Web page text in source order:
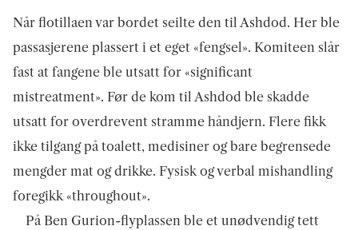
Når flotillaen var bordet seilte den til Ashdod. Her ble
passasjerene plassert i et eget «fengsel». Komiteen slår
fast at fangene ble utsatt for «significant
mistreatment». Før de kom til Ashdod ble skadde
utsatt for overdrevent stramme håndjern. Flere fikk
ikke tilgang på toalett, medisiner og bare begrensede
mengder mat og drikke. Fysisk og verbal mishandling
foregikk «throughout».
På Ben Gurion-flyplassen ble et unødvendig tett